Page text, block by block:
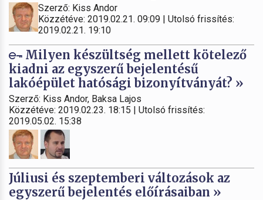
Szerző: Kiss Andor
Közzétéve: 2019.02.21. 09:09 | Utolsó frissítés:
2019.02.21. 19:10
Milyen készültség mellett kötelező
kiadni az egyszerű bejelentésű
lakóépület hatósági bizonyítványát? »
Szerző: Kiss Andor, Baksa Lajos
Közzétéve: 2019.02.23. 18:15 | Utolsó frissítés:
2019.05.02. 15:38
Júliusi és szeptemberi változások az
egyszerű bejelentés előírásaiban »